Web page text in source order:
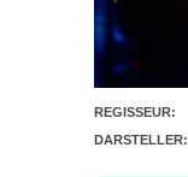
REGISSEUR:
DARSTELLER: